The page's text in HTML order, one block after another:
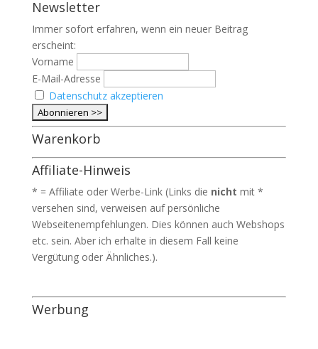
Newsletter
Immer sofort erfahren, wenn ein neuer Beitrag
erscheint:
Vorname
E-Mail-Adresse
Datenschutz akzeptieren
Warenkorb
Affiliate-Hinweis
* = Affiliate oder Werbe-Link (Links die nicht mit *
versehen sind, verweisen auf persönliche
Webseitenempfehlungen. Dies können auch Webshops
etc. sein. Aber ich erhalte in diesem Fall keine
Vergütung oder Ähnliches.).
Werbung